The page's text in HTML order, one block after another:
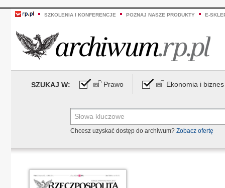
SZKOLENIA I KONFERENCJE POZNAJ NASZE PRODUKTY E-
SZUKAJ W: Prawo Ekonomia i biznes
Chcesz uzyskać dostęp do archiwum? Zobacz ofertę